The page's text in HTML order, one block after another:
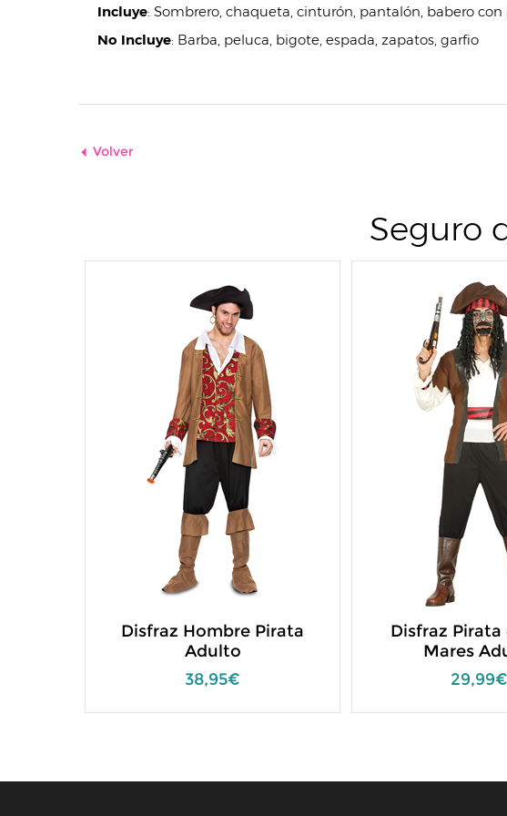
Incluye: Sombrero, chaqueta, cinturón, pantalón, babero con
No Incluye: Barba, peluca, bigote, espada, zapatos, garfio
Volver
Seguro
Disfraz Hombre Pirata
Adulto
38,95€
Disfraz Pirata
Mares
29,99€